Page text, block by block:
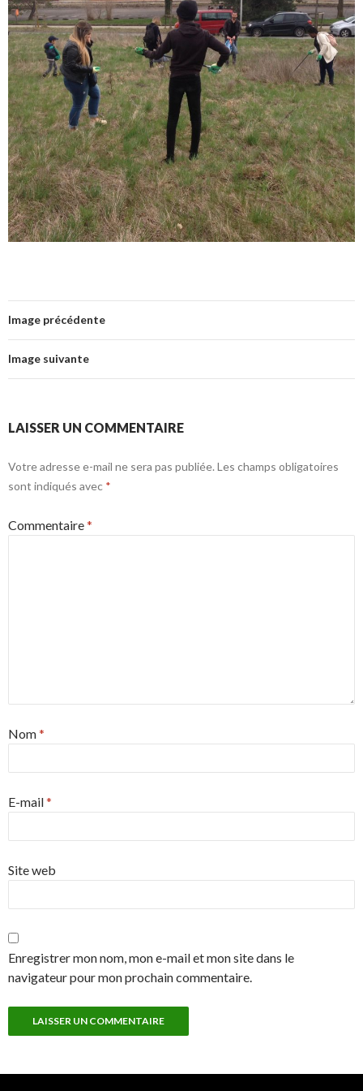
Image précédente
Image suivante
LAISSER UN COMMENTAIRE
Votre adresse e-mail ne sera pas publiée. Les champs obligatoires
sont indiqués avec *
Commentaire*
Nom*
E-mail*
Site web
Enregistrer mon nom, mon e-mail et mon site dans le
navigateur pour mon prochain commentaire.